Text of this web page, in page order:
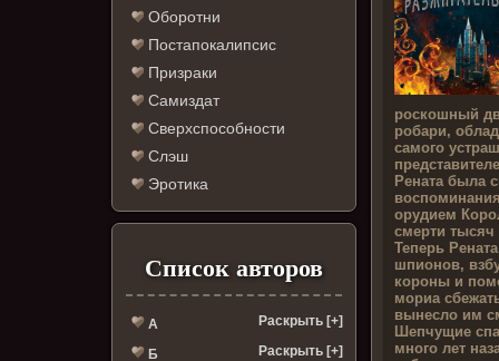
Оборотни
Постапокалипсис
Призраки
Самиздат
Сверхспособности
Слэш
Эротика
Список авторов
А Раскрыть [+]
Б Раскрыть [+]
роскошный
робари,
самого
Рената была
орудием
смерти тысяч
Теперь
шпионов,
короны и
мориа
вынесло им
Шепчущие
много лет